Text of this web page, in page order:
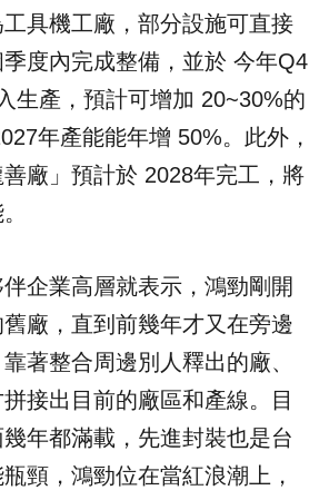
具機工廠，部分設施可直接
度內完成整備，並於 今年Q4
生產，預計可增加 20~30%的
年產能能年增 50%。此外，
廠」預計於 2028年完工，將
企業高層就表示，鴻勁剛開
廠，直到前幾年才又在旁邊
著整合周邊別人釋出的廠、
接出目前的廠區和產線。目
年都滿載，先進封裝也是台
頸，鴻勁位在當紅浪潮上，